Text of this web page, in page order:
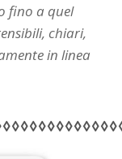
fino a quel
chiari,
in linea